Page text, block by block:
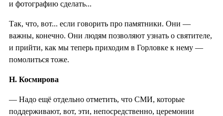
и фотографию сделать...
Так, что, вот... если говорить про памятники. Они —
важны, конечно. Они людям позволяют узнать о святителе,
и прийти, как мы теперь приходим в Горловке к нему —
помолиться тоже.
Н. Космирова
— Надо ещё отдельно отметить, что СМИ, которые
поддерживают, вот, эти, непосредственно, церемонии